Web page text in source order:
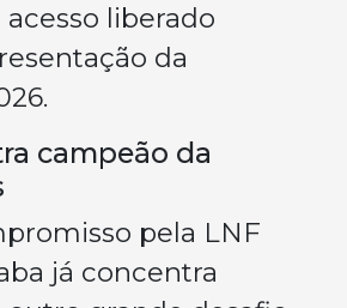
liberado
da
campeão da
pela LNF
já concentra